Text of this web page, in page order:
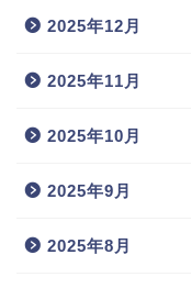
2025年12月
2025年11月
2025年10月
2025年9月
2025年8月